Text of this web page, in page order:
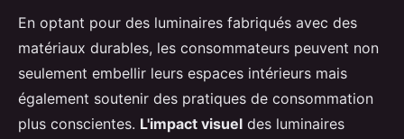
En optant pour des luminaires fabriqués avec des
matériaux durables, les consommateurs peuvent non
seulement embellir leurs espaces intérieurs mais
également soutenir des pratiques de consommation
plus conscientes. L'impact visuel des luminaires